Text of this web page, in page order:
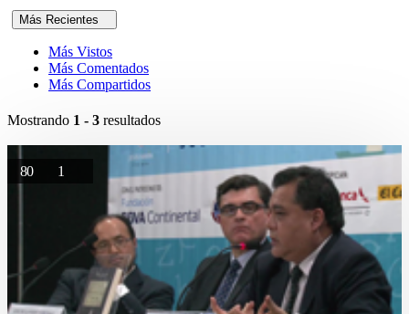
Más Recientes
Más Vistos
Más Comentados
Más Compartidos
Mostrando 1 - 3 resultados
80 1